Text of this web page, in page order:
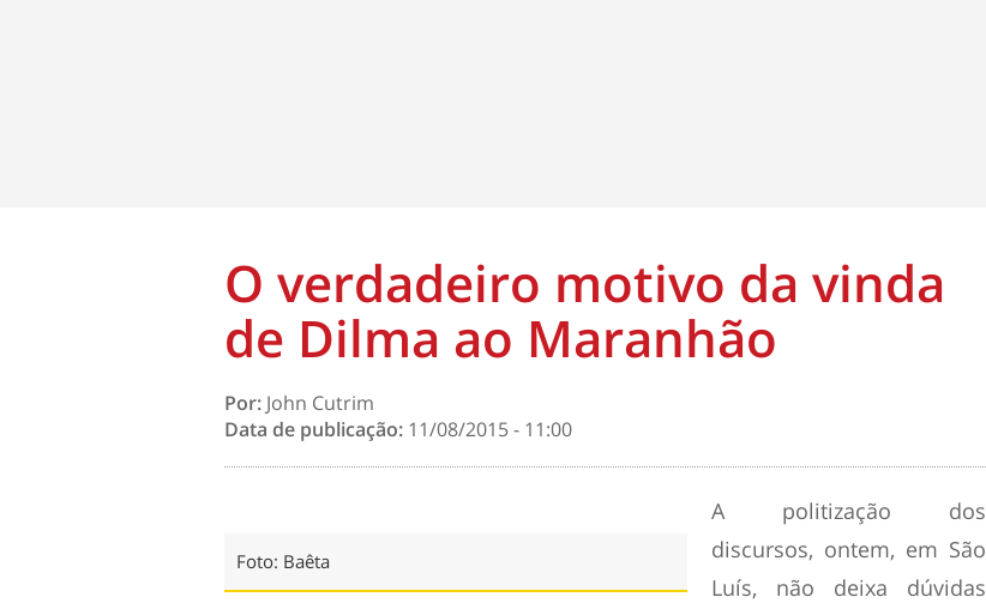
O verdadeiro motivo da vinda
de Dilma ao Maranhão
Por: John Cutrim
Data de publicação: 11/08/2015 - 11:00
Foto: Baêta
A politização dos
discursos, ontem, em São
Luís, não deixa dúvidas